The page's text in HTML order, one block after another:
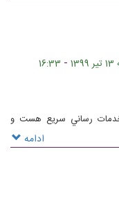
-
16:33
رساني سريع هست و
ادامه